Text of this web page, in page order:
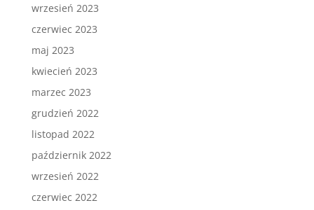
wrzesień 2023
czerwiec 2023
maj 2023
kwiecień 2023
marzec 2023
grudzień 2022
listopad 2022
październik 2022
wrzesień 2022
czerwiec 2022